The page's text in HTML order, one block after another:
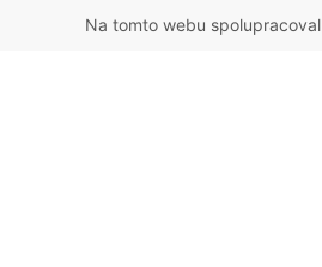
Na tomto webu spolupracoval